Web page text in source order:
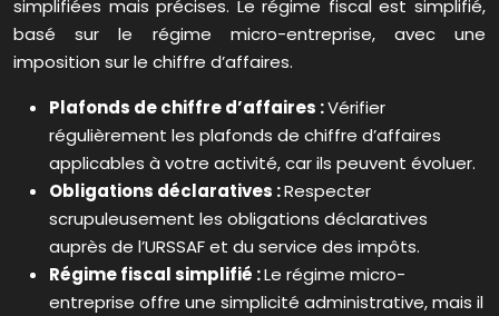
simplifiées mais précises. Le régime fiscal est simplifié,
basé sur le régime micro-entreprise, avec une
imposition sur le chiffre d’affaires.
Plafonds de chiffre d’affaires :Vérifier
régulièrement les plafonds de chiffre d’affaires
applicables à votre activité, car ils peuvent évoluer.
Obligations déclaratives :Respecter
scrupuleusement les obligations déclaratives
auprès de l’URSSAF et du service des impôts.
Régime fiscal simplifié :Le régime micro-
entreprise offre une simplicité administrative, mais il